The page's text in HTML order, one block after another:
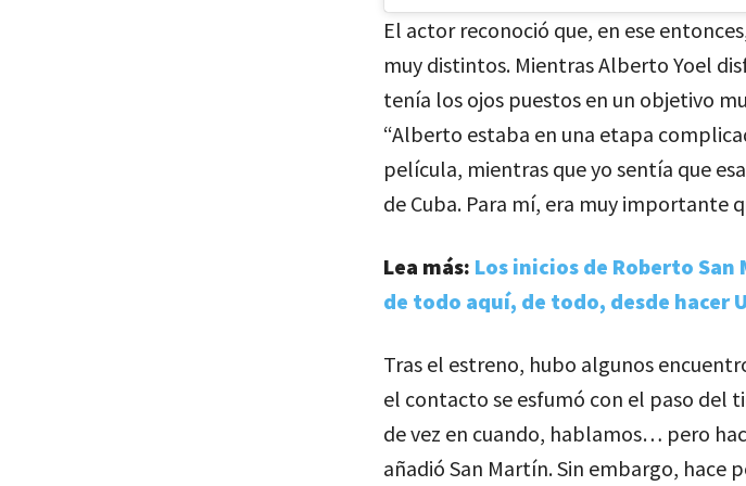
El actor reconoció que, en ese
muy distintos. Mientras Alberto Yoel
tenía los ojos puestos en un objetivo
“Alberto estaba en una etapa
película, mientras que yo sentía que
de Cuba. Para mí, era muy importante
Lea más: Los inicios de Roberto San
de todo aquí, de todo, desde hacer
Tras el estreno, hubo algunos
el contacto se esfumó con el paso del
de vez en cuando, hablamos… pero
añadió San Martín. Sin embargo, hace